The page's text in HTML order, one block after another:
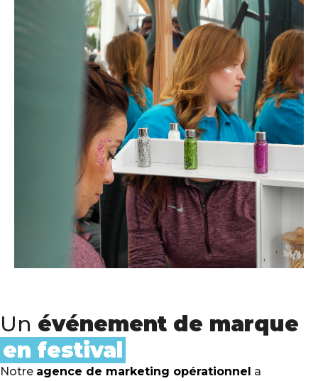
Un événement de marque
en festival
Notre agence de marketing opérationnel a